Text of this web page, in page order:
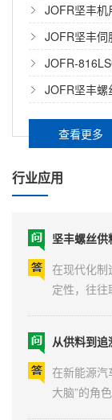
JOFR坚丰机
JOFR坚丰伺
JOFR-
JOFR坚丰螺
查看更多
行业应用
账，以效率
开隐性成本
锁付模组
不仅取决于
核心配件的
浮锁频发
件的磨损或
说明。...
个前置配套
精密机械
动化产线中
定性，往
料作为拧
条产线的
或输送延迟
稳定的螺丝
率具有重
大脑”的角
力系统等